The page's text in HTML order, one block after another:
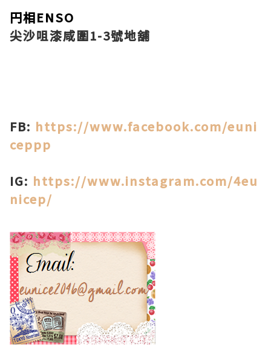
円相ENSO
尖沙咀漆咸圍1-3號地舖
FB: https://www.facebook.com/euni
ceppp
IG: https://www.instagram.com/4eu
nicep/